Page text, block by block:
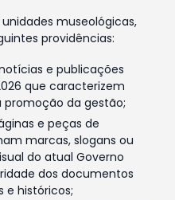
museológicas,
providências:
e publicações
que caracterizem
da gestão;
e peças de
marcas, slogans ou
do atual Governo
dos documentos
e históricos;